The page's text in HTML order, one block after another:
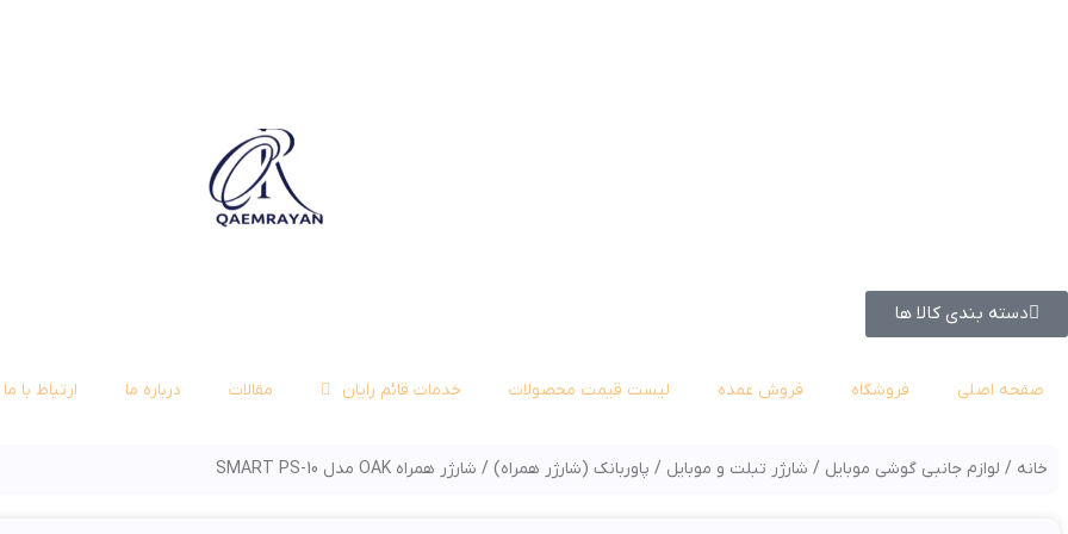
دسته بندی کالا ها
صفحه اصلی فروشگاه فروش عمده لیست قیمت محصولات خدمات قائم رایان مقالات درباره ما ارتباط با ما
خانه لوازم جانبی گوشی موبایل شارژر تبلت و موبایل پاوربانک (شارژر همراه) شارژر همراه OAK مدل SMART PS-10